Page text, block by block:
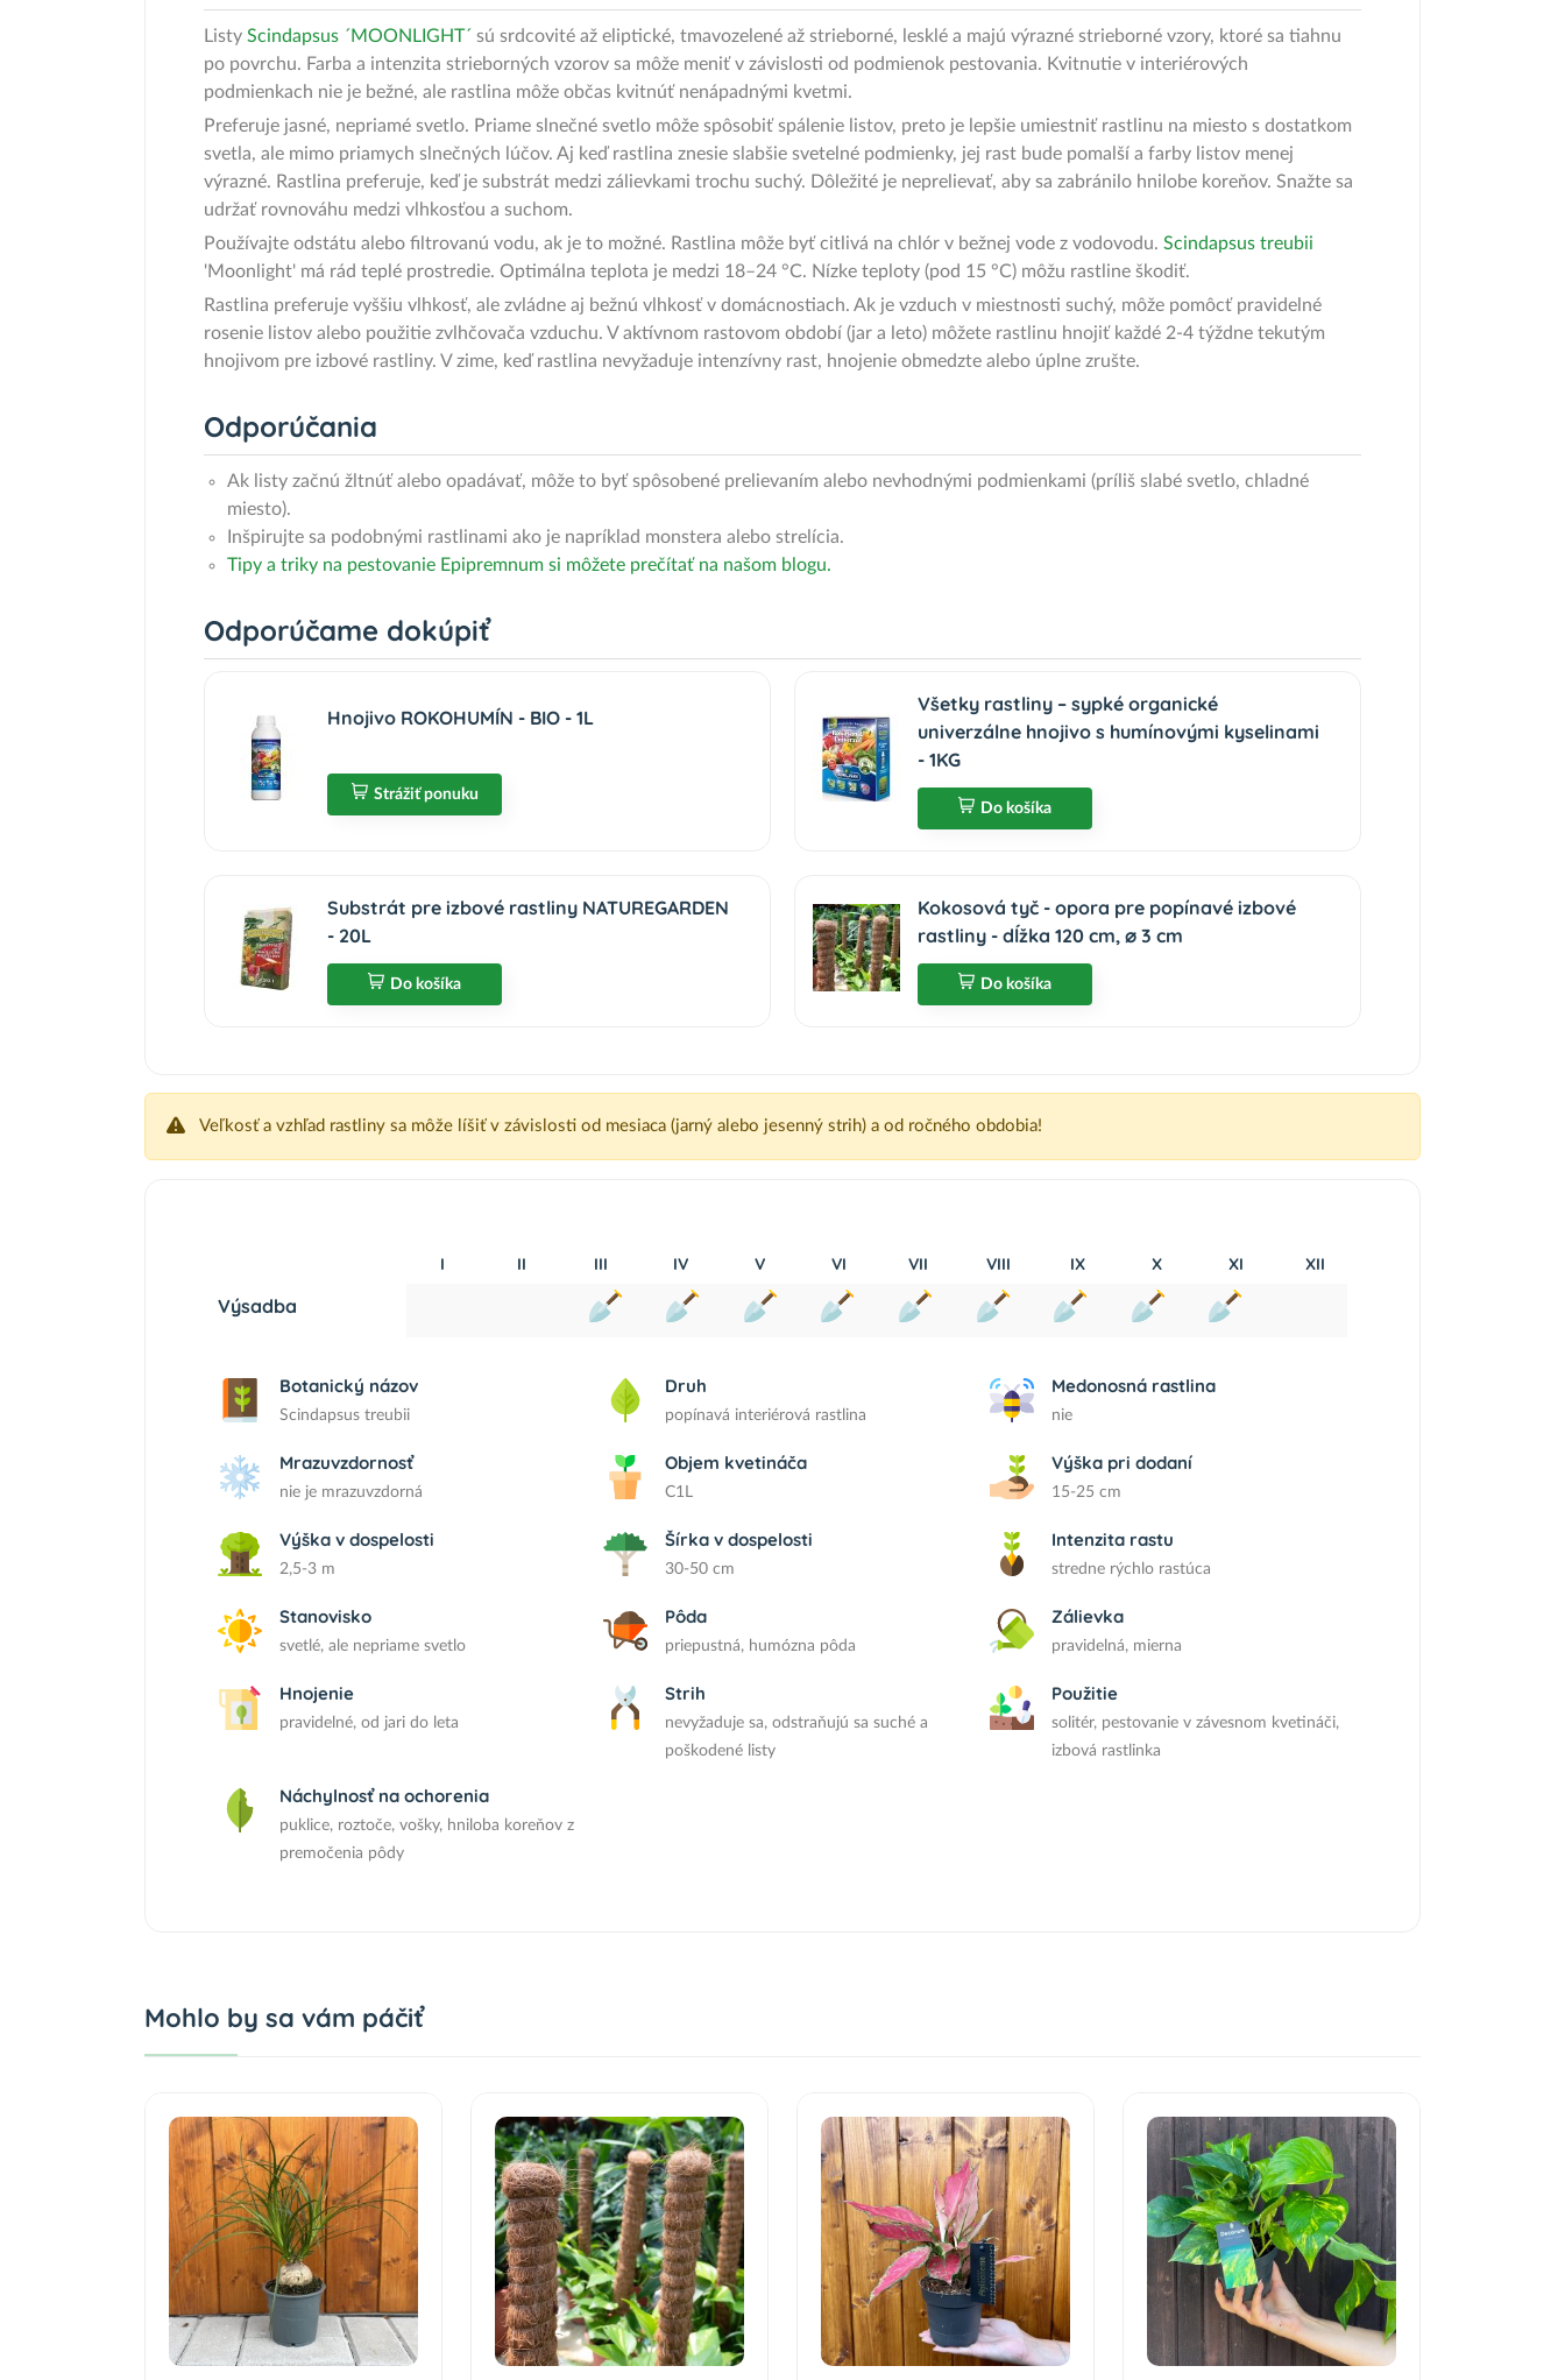
Listy Scindapsus ´MOONLIGHT´ sú srdcovité až eliptické, tmavozelené až strieborné, lesklé a majú výrazné strieborné vzory, ktoré sa tiahnu
po povrchu. Farba a intenzita strieborných vzorov sa môže meniť v závislosti od podmienok pestovania. Kvitnutie v interiérových
podmienkach nie je bežné, ale rastlina môže občas kvitnúť nenápadnými kvetmi.
Preferuje jasné, nepriamé svetlo. Priame slnečné svetlo môže spôsobiť spálenie listov, preto je lepšie umiestniť rastlinu na miesto s dostatkom
svetla, ale mimo priamych slnečných lúčov. Aj keď rastlina znesie slabšie svetelné podmienky, jej rast bude pomalší a farby listov menej
výrazné. Rastlina preferuje, keď je substrát medzi zálievkami trochu suchý. Dôležité je neprelievať, aby sa zabránilo hnilobe koreňov. Snažte sa
udržať rovnováhu medzi vlhkosťou a suchom.
Používajte odstátu alebo filtrovanú vodu, ak je to možné. Rastlina môže byť citlivá na chlór v bežnej vode z vodovodu. Scindapsus treubii
'Moonlight' má rád teplé prostredie. Optimálna teplota je medzi 18–24 °C. Nízke teploty (pod 15 °C) môžu rastline škodiť.
Rastlina preferuje vyššiu vlhkosť, ale zvládne aj bežnú vlhkosť v domácnostiach. Ak je vzduch v miestnosti suchý, môže pomôcť pravidelné
rosenie listov alebo použitie zvlhčovača vzduchu. V aktívnom rastovom období (jar a leto) môžete rastlinu hnojiť každé 2-4 týždne tekutým
hnojivom pre izbové rastliny. V zime, keď rastlina nevyžaduje intenzívny rast, hnojenie obmedzte alebo úplne zrušte.
Odporúčania
Ak listy začnú žltnúť alebo opadávať, môže to byť spôsobené prelievaním alebo nevhodnými podmienkami (príliš slabé svetlo, chladné
miesto).
Inšpirujte sa podobnými rastlinami ako je napríklad monstera alebo strelícia.
Tipy a triky na pestovanie Epipremnum si môžete prečítať na našom blogu.
Odporúčame dokúpiť
Hnojivo ROKOHUMÍN - BIO - 1L
Strážiť ponuku
Všetky rastliny – sypké organické
univerzálne hnojivo s humínovými kyselinami
- 1KG
Do košíka
Substrát pre izbové rastliny NATUREGARDEN
- 20L
Do košíka
Kokosová tyč - opora pre popínavé izbové
rastliny - dĺžka 120 cm, ⌀ 3 cm
Do košíka
Veľkosť a vzhľad rastliny sa môže líšiť v závislosti od mesiaca (jarný alebo jesenný strih) a od ročného obdobia!
I II III IV V VI VII VIII IX X XI XII
Výsadba
Botanický názov
Scindapsus treubii
Druh
popínavá interiérová rastlina
Medonosná rastlina
nie
Mrazuvzdornosť
nie je mrazuvzdorná
Objem kvetináča
C1L
Výška pri dodaní
15-25 cm
Výška v dospelosti
2,5-3 m
Šírka v dospelosti
30-50 cm
Intenzita rastu
stredne rýchlo rastúca
Stanovisko
svetlé, ale nepriame svetlo
Pôda
priepustná, humózna pôda
Zálievka
pravidelná, mierna
Hnojenie
pravidelné, od jari do leta
Strih
nevyžaduje sa, odstraňujú sa suché a
poškodené listy
Použitie
solitér, pestovanie v závesnom kvetináči,
izbová rastlinka
Náchylnosť na ochorenia
puklice, roztoče, vošky, hniloba koreňov z
premočenia pôdy
Mohlo by sa vám páčiť